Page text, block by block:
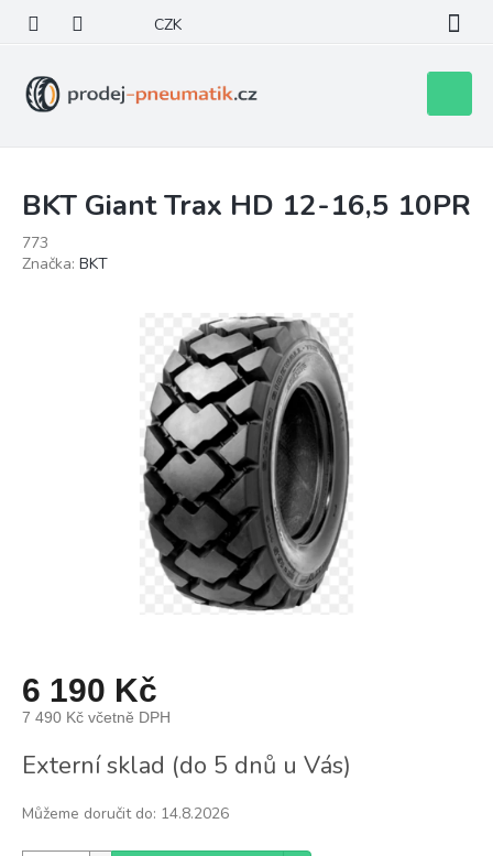
obsah
CZK
košík
BKT Giant Trax HD 12-16,5 10PR
773
Značka: BKT
6 190 Kč
7 490 Kč včetně DPH
cena:
Externí sklad (do 5 dnů u Vás)
Můžeme doručit do: 14.8.2026